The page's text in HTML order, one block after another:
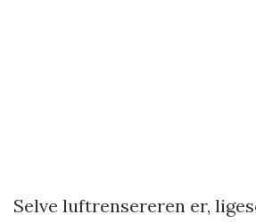
Selve luftrensereren er,